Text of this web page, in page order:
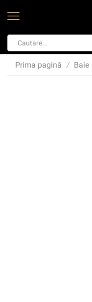
Prima pagină / Baie